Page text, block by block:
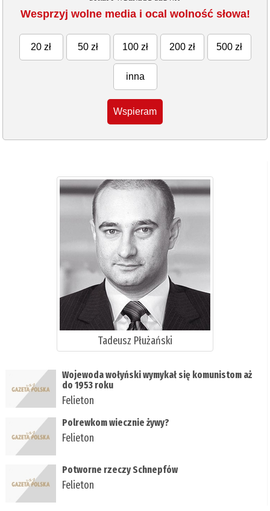
Wesprzyj wolne media i ocal wolność słowa!
20 zł 50 zł 100 zł 200 zł 500 zł
inna
Wspieram
Tadeusz Płużański
Wojewoda wołyński wymykał się komunistom aż
do 1953 roku
Felieton
Polrewkom wiecznie żywy?
Felieton
Potworne rzeczy Schnepfów
Felieton